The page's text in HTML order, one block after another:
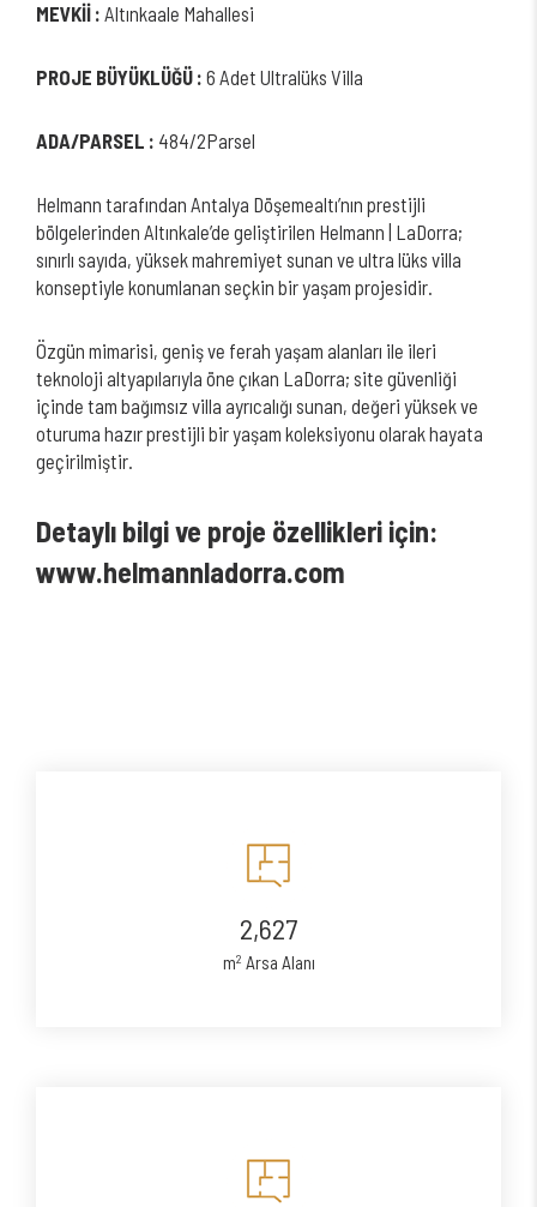
MEVKİİ : Altınkaale Mahallesi
PROJE BÜYÜKLÜĞÜ : 6 Adet Ultralüks Villa
ADA/PARSEL : 484/2Parsel
Helmann tarafından Antalya Döşemealtı’nın prestijli
bölgelerinden Altınkale’de geliştirilen Helmann | LaDorra;
sınırlı sayıda, yüksek mahremiyet sunan ve ultra lüks villa
konseptiyle konumlanan seçkin bir yaşam projesidir.
Özgün mimarisi, geniş ve ferah yaşam alanları ile ileri
teknoloji altyapılarıyla öne çıkan LaDorra; site güvenliği
içinde tam bağımsız villa ayrıcalığı sunan, değeri yüksek ve
oturuma hazır prestijli bir yaşam koleksiyonu olarak hayata
geçirilmiştir.
Detaylı bilgi ve proje özellikleri için:
www.helmannladorra.com
2,627
m2 Arsa Alanı